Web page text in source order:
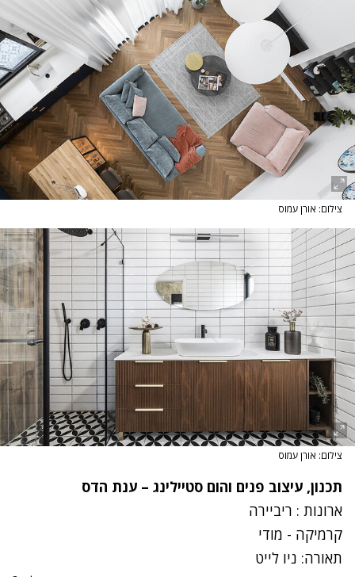
צילום: אורן עמוס
צילום: אורן עמוס
תכנון, עיצוב פנים והום סטיילינג – ענת הדס
ארונות : ריביירה
קרמיקה - מודי
תאורה: ניו לייט